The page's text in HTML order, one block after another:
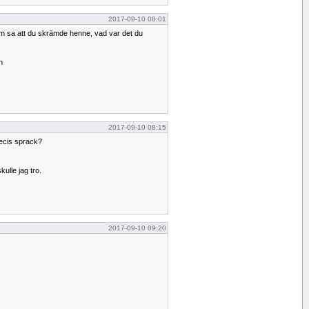
2017-09-10 08:01
sa att du skrämde henne, vad var det du
2017-09-10 08:15
sprack?
jag tro.
2017-09-10 09:20